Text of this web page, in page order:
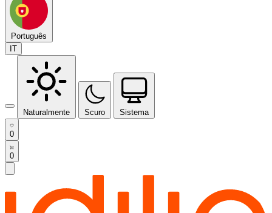
Português
IT
Naturalmente Scuro Sistema
0
0